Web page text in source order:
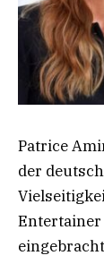
Patrice
der
Entertainer